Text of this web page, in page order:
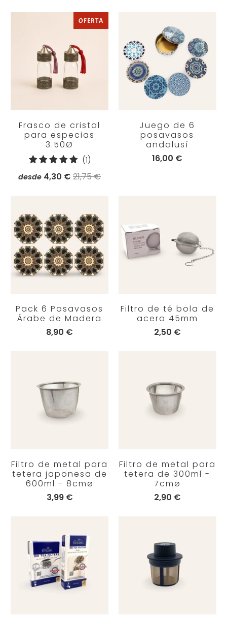
OFERTA
Frasco de cristal
para especias
3.50Ø
(1)1
reseñas
desde 4,30 €21,75 €
Juego de 6
posavasos
andalusí
16,00 €
Pack 6 Posavasos
Árabe de Madera
8,90 €
Filtro de té bola de
acero 45mm
2,50 €
Filtro de metal para
tetera japonesa de
600ml - 8cmø
3,99 €
Filtro de metal para
tetera de 300ml -
7cmø
2,90 €